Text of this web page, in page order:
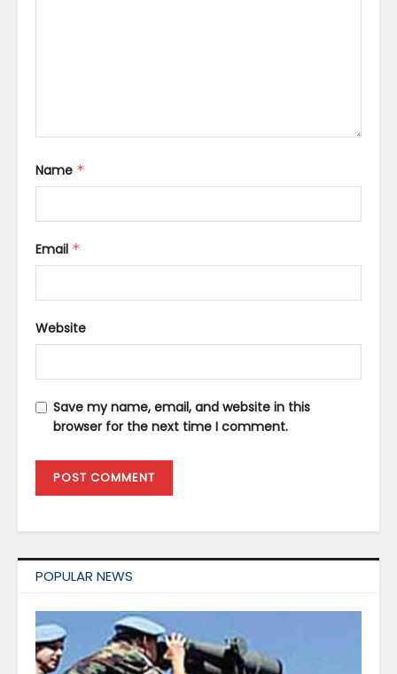
Name *
Email *
Website
Save my name, email, and website in this
browser for the next time I comment.
POPULAR NEWS